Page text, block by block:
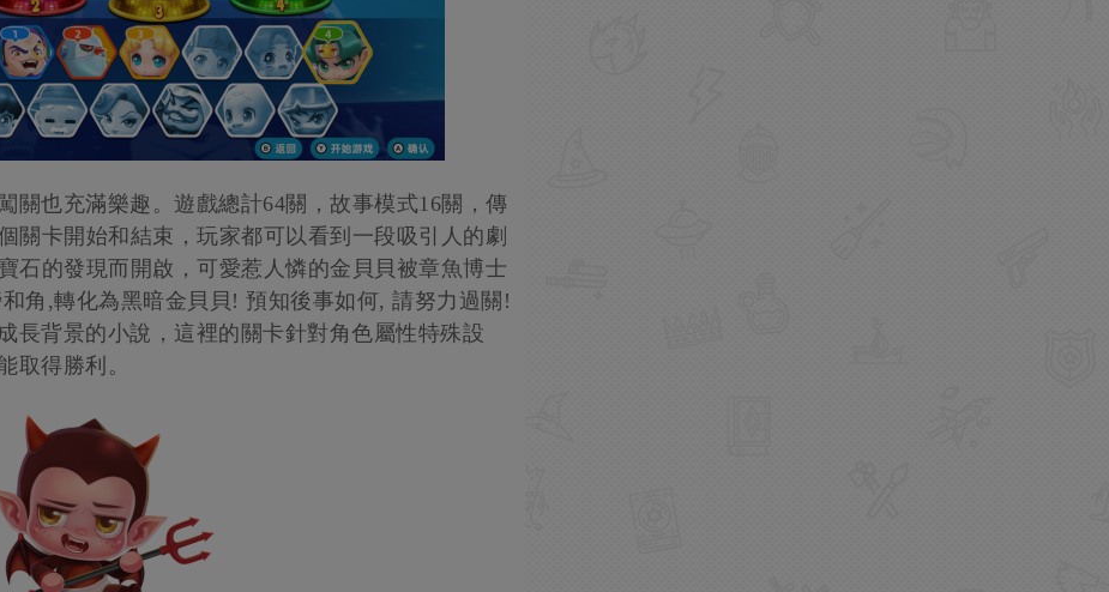
關也充滿樂趣。遊戲總計64關，故事模式16關，傳
關卡開始和結束，玩家都可以看到一段吸引人的劇
石的發現而開啟，可愛惹人憐的金貝貝被章魚博士
角,轉化為黑暗金貝貝! 預知後事如何, 請努力過關!
長背景的小說，這裡的關卡針對角色屬性特殊設
取得勝利。